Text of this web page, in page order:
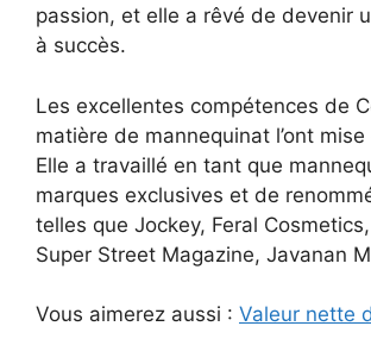
passion, et elle a rêvé de devenir
à succès.
Les excellentes compétences de
matière de mannequinat l’ont
Elle a travaillé en tant que
marques exclusives et de
telles que Jockey, Feral
Super Street Magazine, Javanan
Vous aimerez aussi : Valeur nette